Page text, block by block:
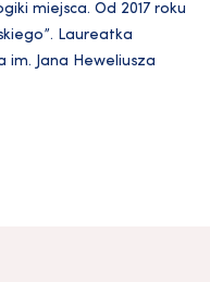
miejsca. Od 2017 roku
Laureatka
im. Jana Heweliusza